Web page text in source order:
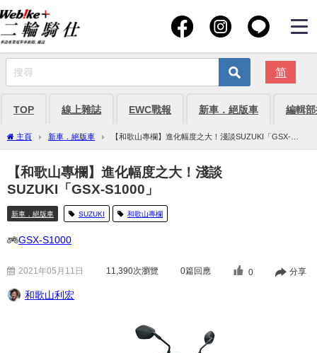
简
TOP 線上雜誌 EWC戰報 新車．絕版車 編輯
主頁 新車．絕版車
【和歌山專欄】進化幅度之大！淺談SUZUKI「GSX-
S1000」
【和歌山專欄】進化幅度之大！淺談
SUZUKI「GSX-S1000」
新車．絕版車 SUZUKI 和歌山專欄
GSX-S1000
2021年05月11日 11,390次瀏覽 0篇回應 0 分享
和歌山利宏